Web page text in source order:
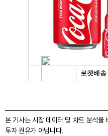
본 기사는 시장 데이터 및 차트 분석을
투자 권유가 아닙니다.